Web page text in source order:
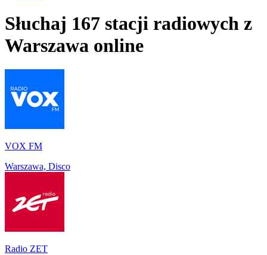
Słuchaj 167 stacji radiowych z
Warszawa online
VOX FM
Warszawa, Disco
Radio ZET